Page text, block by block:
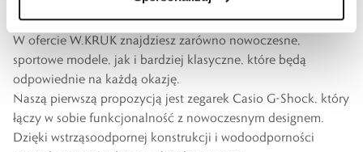
komunijny, który nigdy nie wyjdzie z mody, jestzegarek.
W ofercie W.KRUK znajdziesz zarówno nowoczesne,
sportowe modele, jak i bardziej klasyczne, które będą
odpowiednie na każdą okazję.
Naszą pierwszą propozycją jest zegarek Casio G-Shock, który
łączy w sobie funkcjonalność z nowoczesnym designem.
Dzięki wstrząsoodpornej konstrukcji i wodoodporności